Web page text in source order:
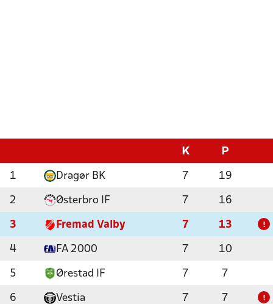
K P
1 Dragør BK 7 19
2 Østerbro IF 7 16
3 Fremad Valby 7 13 !
4 FA 2000 7 10
5 Ørestad IF 7 7
6 Vestia 7 7 !